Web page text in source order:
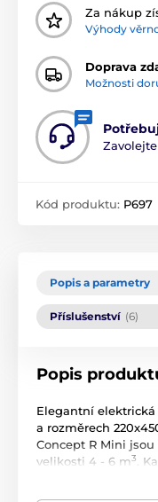
Za nákup
Výhody
Doprava
Možnosti
Kód produktu: P697
Popis a parametry
Příslušenství (6)
Popis
Elegantní
a rozměrech
Concept R Mini
velikosti 4 - 6 m3
.